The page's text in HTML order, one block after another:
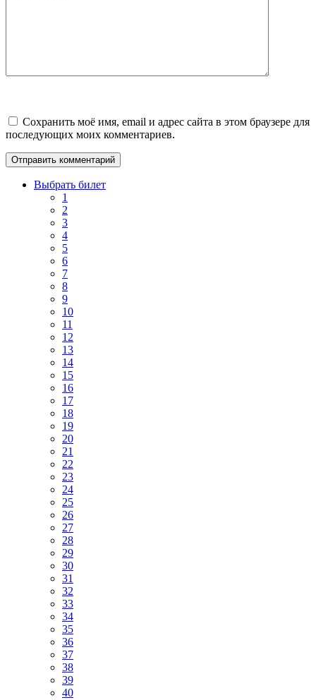
Сохранить моё имя, email и адрес сайта в этом браузере для
последующих моих комментариев.
Выбрать билет
1
2
3
4
5
6
7
8
9
10
11
12
13
14
15
16
17
18
19
20
21
22
23
24
25
26
27
28
29
30
31
32
33
34
35
36
37
38
39
40